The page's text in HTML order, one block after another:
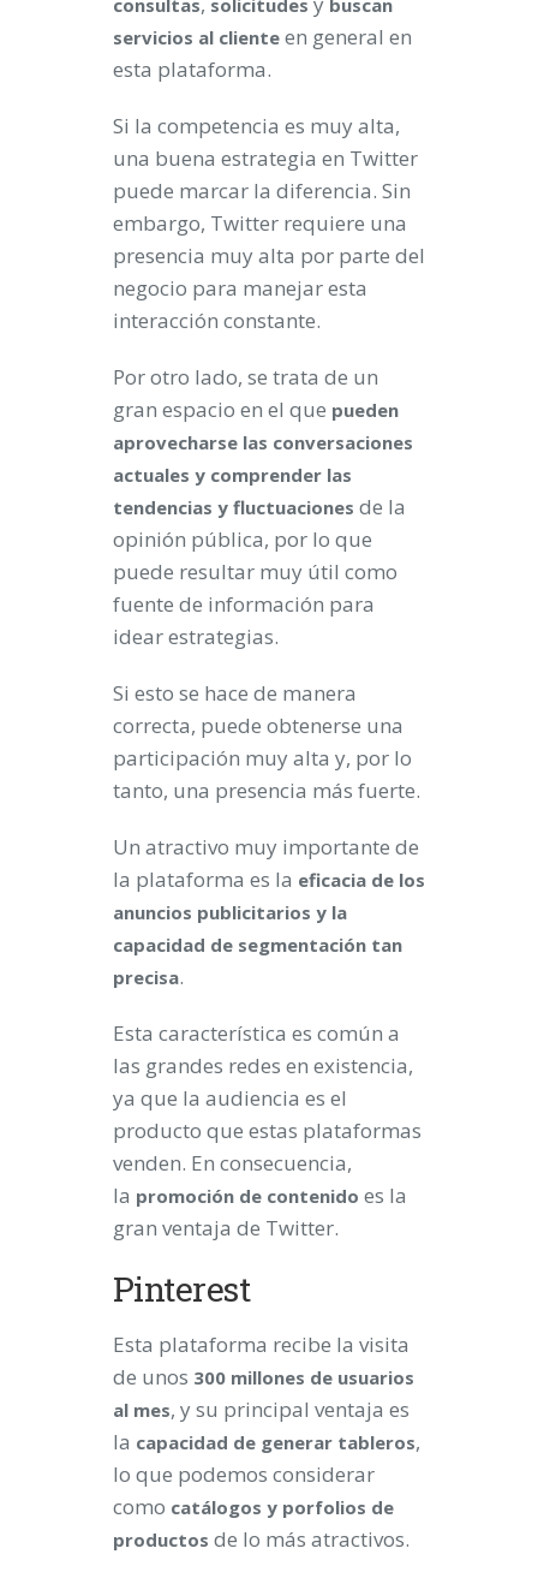
servicios al cliente en general en
esta plataforma.
Si la competencia es muy alta,
una buena estrategia en Twitter
puede marcar la diferencia. Sin
embargo, Twitter requiere una
presencia muy alta por parte del
negocio para manejar esta
interacción constante.
Por otro lado, se trata de un
gran espacio en el que pueden
aprovecharse las conversaciones
actuales y comprender las
tendencias y fluctuaciones de la
opinión pública, por lo que
puede resultar muy útil como
fuente de información para
idear estrategias.
Si esto se hace de manera
correcta, puede obtenerse una
participación muy alta y, por lo
tanto, una presencia más fuerte.
Un atractivo muy importante de
la plataforma es la eficacia de los
anuncios publicitarios y la
capacidad de segmentación tan
precisa.
Esta característica es común a
las grandes redes en existencia,
ya que la audiencia es el
producto que estas plataformas
venden. En consecuencia,
la promoción de contenido es la
gran ventaja de Twitter.
Pinterest
Esta plataforma recibe la visita
de unos 300 millones de usuarios
al mes, y su principal ventaja es
la capacidad de generar tableros,
lo que podemos considerar
como catálogos y porfolios de
productos de lo más atractivos.